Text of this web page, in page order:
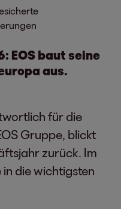
EOS baut seine
aus.
für die
Gruppe, blickt
zurück. Im
die wichtigsten